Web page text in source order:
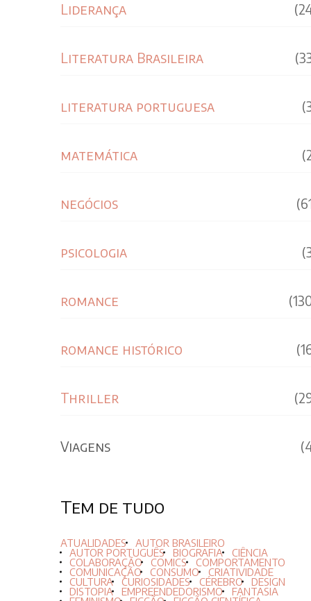
Liderança
Literatura Brasileira
literatura portuguesa
matemática
negócios
psicologia
romance
romance histórico
Thriller
Viagens
Tem de tudo
ATUALIDADES AUTOR BRASILEIRO
AUTOR PORTUGUÊS BIOGRAFIA CIÊNCIA
COLABORAÇÃO COMICS COMPORTAMENTO
COMUNICAÇÃO CONSUMO CRIATIVIDADE
CULTURA CURIOSIDADES CÉREBRO DESIGN
DISTOPIA EMPREENDEDORISMO FANTASIA